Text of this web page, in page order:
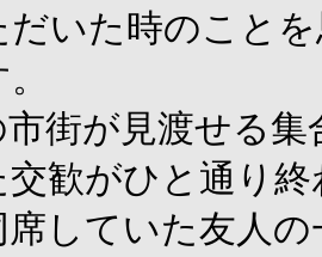
いた時のこと
街が見渡せる集
交歓がひと通り
席していた友人